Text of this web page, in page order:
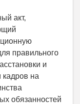
акт,
правильного
и
кадров на
обязанностей